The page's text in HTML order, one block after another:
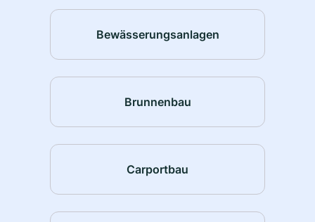
Bewässerungsanlagen
Brunnenbau
Carportbau